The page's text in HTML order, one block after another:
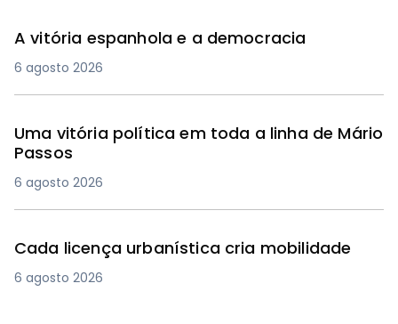
A vitória espanhola e a democracia
6 agosto 2026
Uma vitória política em toda a linha de Mário
Passos
6 agosto 2026
Cada licença urbanística cria mobilidade
6 agosto 2026